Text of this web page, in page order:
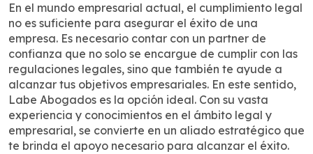
En el mundo empresarial actual, el cumplimiento legal
no es suficiente para asegurar el éxito de una
empresa. Es necesario contar con un partner de
confianza que no solo se encargue de cumplir con las
regulaciones legales, sino que también te ayude a
alcanzar tus objetivos empresariales. En este sentido,
Labe Abogados es la opción ideal. Con su vasta
experiencia y conocimientos en el ámbito legal y
empresarial, se convierte en un aliado estratégico que
te brinda el apoyo necesario para alcanzar el éxito.